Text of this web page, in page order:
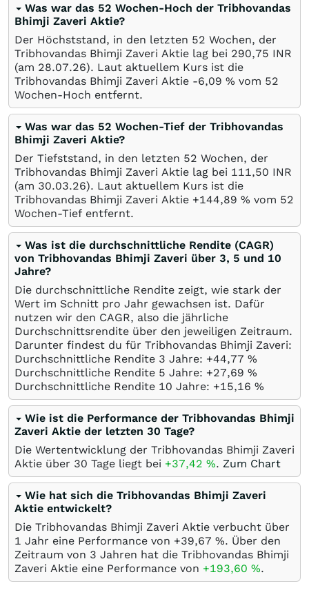
Was war das 52 Wochen-Hoch der Tribhovandas
Bhimji Zaveri Aktie?
Der Höchststand, in den letzten 52 Wochen, der
Tribhovandas Bhimji Zaveri Aktie lag bei 290,75 INR
(am 28.07.26). Laut aktuellem Kurs ist die
Tribhovandas Bhimji Zaveri Aktie -6,09 % vom 52
Wochen-Hoch entfernt.
Was war das 52 Wochen-Tief der Tribhovandas
Bhimji Zaveri Aktie?
Der Tiefststand, in den letzten 52 Wochen, der
Tribhovandas Bhimji Zaveri Aktie lag bei 111,50 INR
(am 30.03.26). Laut aktuellem Kurs ist die
Tribhovandas Bhimji Zaveri Aktie +144,89 % vom 52
Wochen-Tief entfernt.
Was ist die durchschnittliche Rendite (CAGR)
von Tribhovandas Bhimji Zaveri über 3, 5 und 10
Jahre?
Die durchschnittliche Rendite zeigt, wie stark der
Wert im Schnitt pro Jahr gewachsen ist. Dafür
nutzen wir den CAGR, also die jährliche
Durchschnittsrendite über den jeweiligen Zeitraum.
Darunter findest du für Tribhovandas Bhimji Zaveri:
Durchschnittliche Rendite 3 Jahre: +44,77 %
Durchschnittliche Rendite 5 Jahre: +27,69 %
Durchschnittliche Rendite 10 Jahre: +15,16 %
Wie ist die Performance der Tribhovandas Bhimji
Zaveri Aktie der letzten 30 Tage?
Die Wertentwicklung der Tribhovandas Bhimji Zaveri
Aktie über 30 Tage liegt bei +37,42 %. Zum Chart
Wie hat sich die Tribhovandas Bhimji Zaveri
Aktie entwickelt?
Die Tribhovandas Bhimji Zaveri Aktie verbucht über
1 Jahr eine Performance von +39,67 %. Über den
Zeitraum von 3 Jahren hat die Tribhovandas Bhimji
Zaveri Aktie eine Performance von +193,60 %.